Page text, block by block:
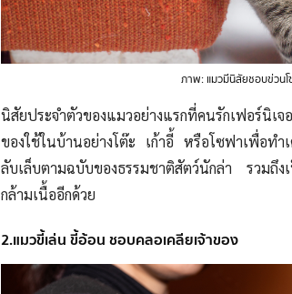
ภาพ: แมวมีนิสัยชอบข่วน
นิสัยประจำตัวของแมวอย่างแรกที่คนรักเฟอร์นิ
ของใช้ในบ้านอย่างโต๊ะ เก้าอี้ หรือโซฟาเพื่อทำ
ลับเล็บตามฉบับของธรรมชาติสัตว์นักล่า รวมถึง
กล้ามเนื้ออีกด้วย
2.แมวขี้เล่น ขี้อ้อน ชอบคลอเคลียเจ้าของ